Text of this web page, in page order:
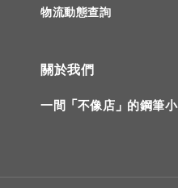
物流動態查詢
關於我們
一間「不像店」的鋼筆